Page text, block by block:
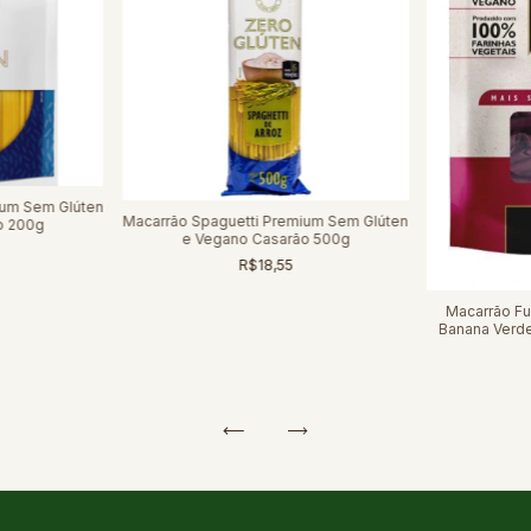
Sem Glúten
200g
Macarrão Spaguetti Premium Sem Glúten
e Vegano Casarão 500g
R$18,55
Macarrão
Banana